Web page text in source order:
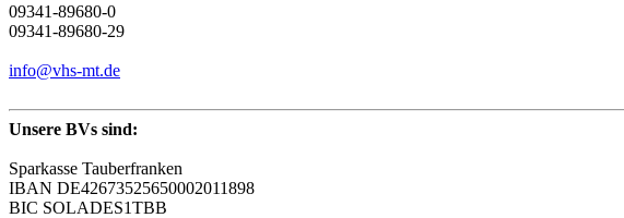
09341-89680-0
09341-89680-29
info@vhs-mt.de
Unsere BVs sind:
Sparkasse Tauberfranken
IBAN DE42673525650002011898
BIC SOLADES1TBB